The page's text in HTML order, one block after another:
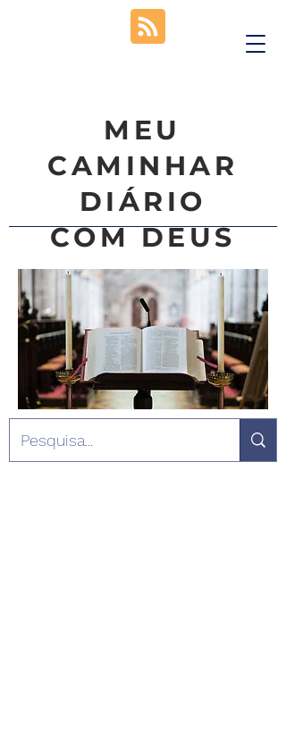
MEU
CAMINHAR
DIÁRIO
COM DEUS